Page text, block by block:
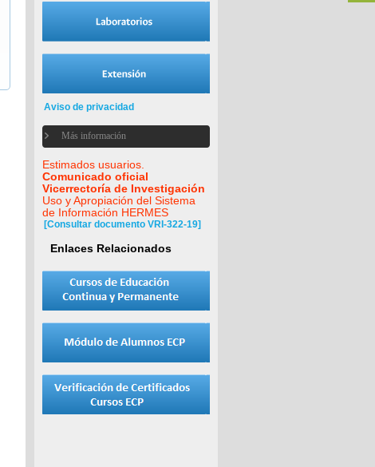
Aviso de privacidad
Más información
Estimados usuarios.
Comunicado oficial
Vicerrectoría de Investigación
Uso y Apropiación del Sistema
de Información HERMES
[Consultar documento VRI-322-19]
Enlaces Relacionados